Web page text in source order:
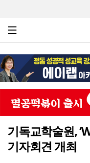
기독교학술원,
기자회견 개최